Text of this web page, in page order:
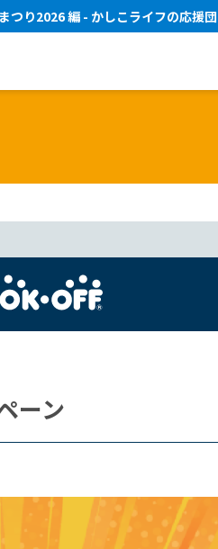
つり2026 編- かしこライフの応援団
ーン